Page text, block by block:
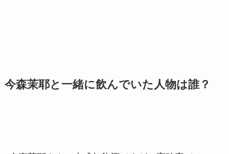
今森茉耶と一緒に飲んでいた人物は誰？